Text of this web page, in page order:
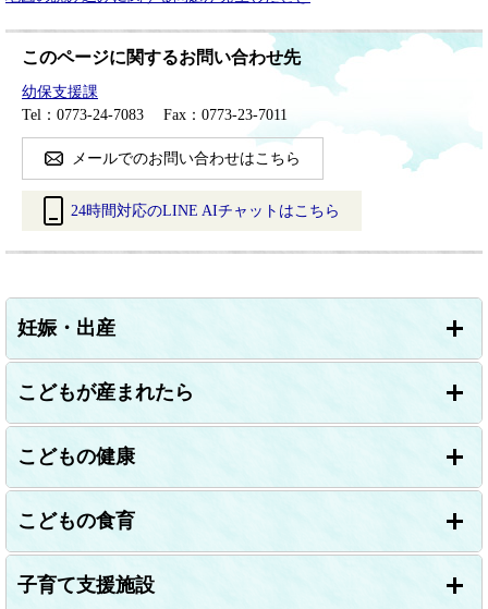
このページに関するお問い合わせ先
幼保支援課
Tel：0773-24-7083
Fax：0773-23-7011
メールでのお問い合わせはこちら
24時間対応のLINE AIチャットはこちら
ン
ク
妊娠・出産
こどもが産まれたら
こどもの健康
こどもの食育
子育て支援施設